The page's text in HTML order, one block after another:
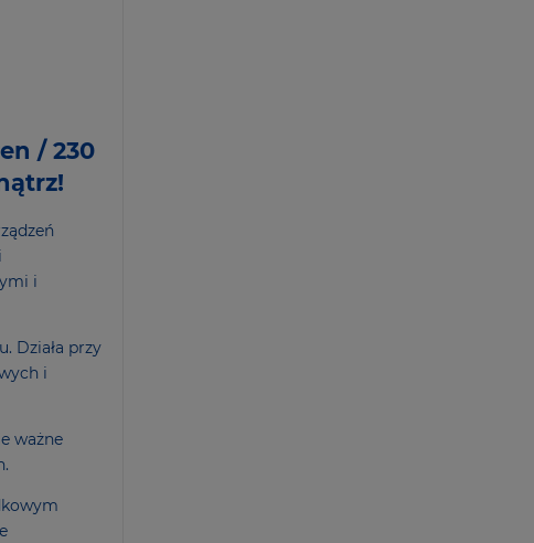
/ 230
i
Działa przy
i
ważne